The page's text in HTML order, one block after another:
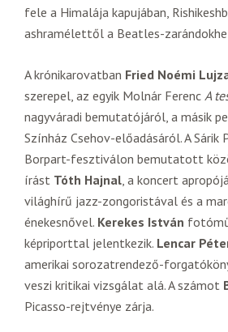
fele a Himalája kapujában,
ashramélettől a Beatles-
A krónikarovatban Fried Noémi
szerepel, az egyik Molnár Ferenc A
nagyváradi bemutatójáról, a másik
Színház Csehov-előadásáról. A Sárik
Borpart-fesztiválon bemutatott
írást Tóth Hajnal , a koncert
világhírű jazz-zongoristával és a
énekesnővel. Kerekes István
képriporttal jelentkezik. Lencar
amerikai sorozatrendező-
veszi kritikai vizsgálat alá. A számot
Picasso-rejtvénye zárja.